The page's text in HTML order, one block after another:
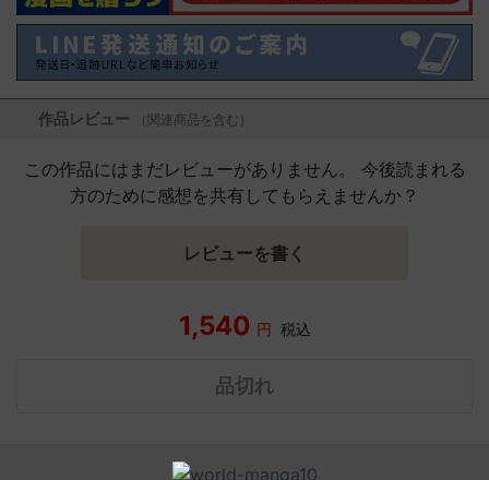
作品レビュー （関連商品を含む）
この作品にはまだレビューがありません。 今後読まれる
方のために感想を共有してもらえませんか？
レビューを書く
1,540 円 税込
品切れ